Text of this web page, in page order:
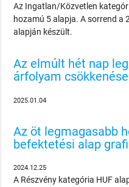
Az Ingatlan/Közvetlen
hozamú 5 alapja. A sorrend a
alapján készült.
Az elmúlt hét nap
árfolyam
2025.01.04
Az öt legmagasabb
befektetési alap
2024.12.25
A Részvény kategória HUF